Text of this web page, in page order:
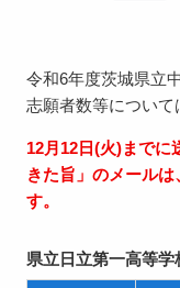
令和6年度茨城県立
志願者数等について
12月12日(火)までに
きた旨」のメール
す。
県立日立第一高等